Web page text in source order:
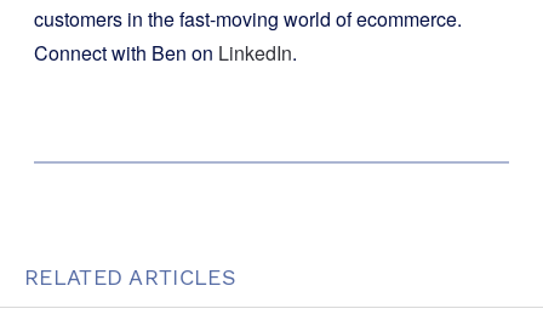
customers in the fast-moving world of ecommerce.
Connect with Ben on LinkedIn.
RELATED ARTICLES